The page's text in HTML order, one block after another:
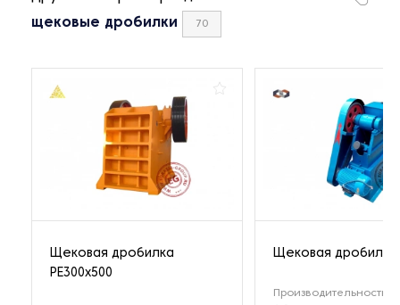
щековые дробилки 70
Щековая дробилка
РЕ300x500
Щековая дробилка
Производительность